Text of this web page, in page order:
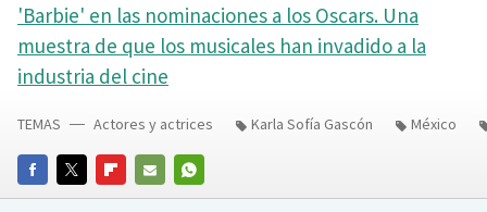
'Barbie' en las nominaciones a los Oscars. Una
muestra de que los musicales han invadido a la
industria del cine
FACEBOOKTWITTERFLIPBOARD
E-
WHATSAPP
TEMAS Actores y actrices Karla Sofía Gascón México